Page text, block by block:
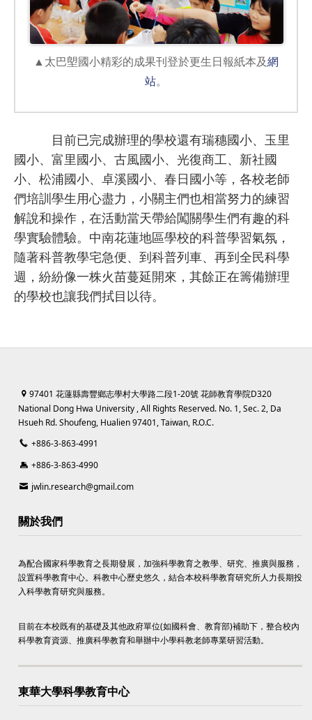
▲太巴塱國小精彩的成果刊登於更生日報紙本及網
站。
目前已完成辦理的學校還有瑞穗國小、玉里
國小、富里國小、古風國小、光復商工、新社國
小、松浦國小、卓溪國小、春日國小等，各校老師
們培訓學生用心盡力，小關主們也相當努力的練習
解說和操作，在活動當天帶給闖關學生們有趣的科
學實驗體驗。中南花蓮地區學校的科普學習氣氛，
隨著科普教學宅急便、到科普列車、再到全民科學
週，紛紛像一株火苗蔓延開來，其餘正在籌備辦理
的學校也讓我們拭目以待。
97401 花蓮縣壽豐鄉志學村大學路二段1-20號 花師教育學院D320
National Dong Hwa University , All Rights Reserved. No. 1, Sec. 2, Da
Hsueh Rd. Shoufeng, Hualien 97401, Taiwan, R.O.C.
+886-3-863-4991
+886-3-863-4990
jwlin.research@gmail.com
關於我們
為配合國家科學教育之長期發展，加強科學教育之教學、研究、推廣與服務，
設置科學教育中心。科教中心歷史悠久，結合本校科學教育研究所人力長期投
入科學教育研究與服務。
目前在本校既有的基礎及其他政府單位(如國科會、教育部)補助下，整合校內
科學教育資源、推廣科學教育和舉辦中小學科教老師專業研習活動。
東華大學科學教育中心